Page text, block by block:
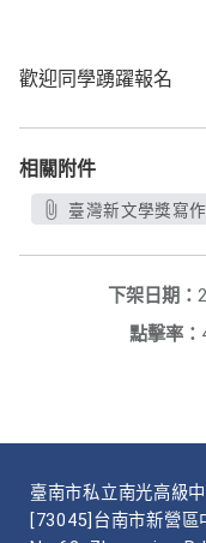
歡迎同學踴躍報名
相關附件
臺灣新文學獎寫
下架日期：
點擊率：
臺南市私立南光高級
[73045]台南市新營區